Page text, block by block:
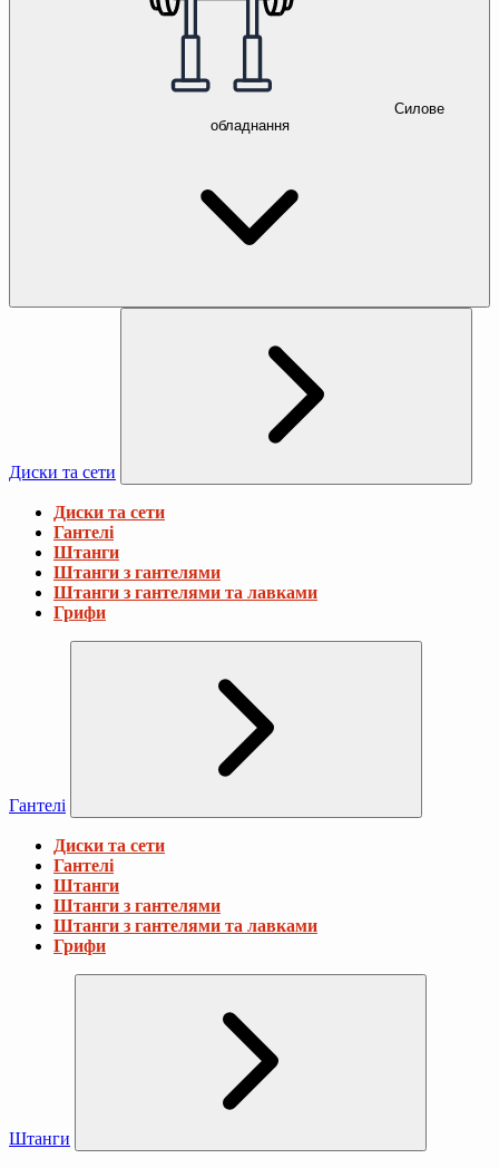
Силове
обладнання
Диски та сети
Диски та сети
Гантелі
Штанги
Штанги з гантелями
Штанги з гантелями та лавками
Грифи
Гантелі
Диски та сети
Гантелі
Штанги
Штанги з гантелями
Штанги з гантелями та лавками
Грифи
Штанги